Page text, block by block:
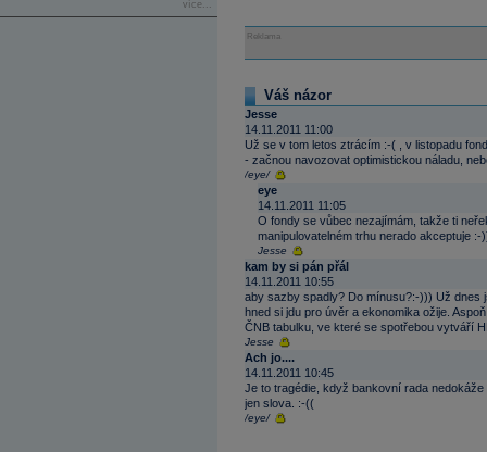
více...
Reklama
Váš názor
Jesse
14.11.2011 11:00
Už se v tom letos ztrácím :-( , v listopadu
- začnou navozovat optimistickou náladu,
/eye/
eye
14.11.2011 11:05
O fondy se vůbec nezajímám, takže ti
manipulovatelném trhu nerado akceptuje :-
Jesse
kam by si pán přál
14.11.2011 10:55
aby sazby spadly? Do mínusu?:-))) Už dnes
hned si jdu pro úvěr a ekonomika ožije.
ČNB tabulku, ve které se spotřebou vytváří
Jesse
Ach jo....
14.11.2011 10:45
Je to tragédie, když bankovní rada
jen slova. :-((
/eye/